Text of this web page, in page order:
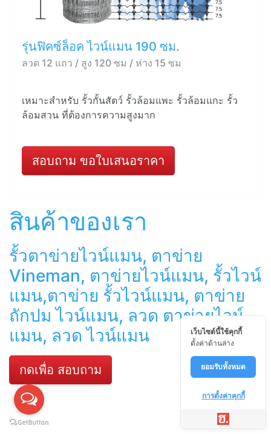
รุ่นฟิคซ์ล็อค ไวน์แมน 190 ซม.
ลวด 12 แถว / สูง 120 ซม / ห่าง 15 ซม
เหมาะสำหรับ รั้วกั้นสัตว์ รั้วล้อมแพะ รั้วล้อมแกะ รั้ว
ล้อมสวน ที่ต้องการความสูงมาก
สอบถาม ขอใบเสนอราคา
สินค้าของเรา
รั้วตาข่ายไวน์แมน, ตาข่าย
Vineman, ตาข่ายไวน์แมน, รั้วไวน์
แมน,ตาข่าย รั้วไวน์แมน, ตาข่าย
ถักปม ไวน์แมน, ลวด ตาข่ายไวน์
แมน, ลวด ไวน์แมน
กดเพื่อ สอบถาม
เว็บไซต์นี้ใช้คุกกี้
ตั้งค่าด้านล่าง
ยอมรับทั้งหมด
การตั้งค่าคุกกี้